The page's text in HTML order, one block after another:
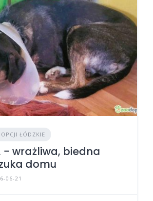
ŁÓDZKIE
- wrażliwa, biedna
domu
06-21